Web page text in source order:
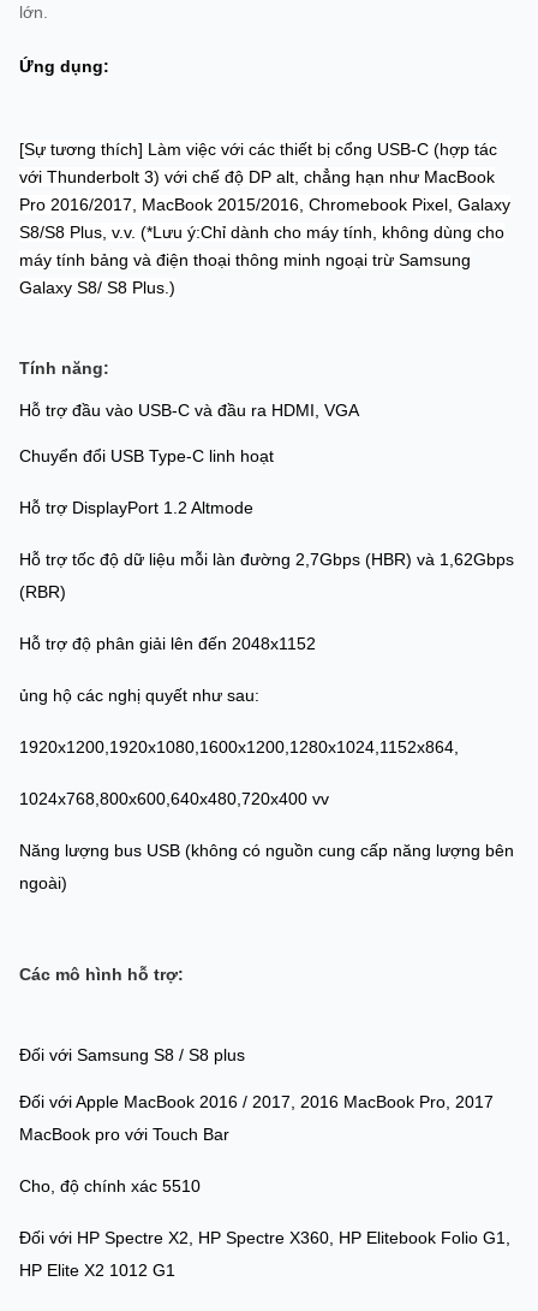
lớn.
Ứng dụng:
[Sự tương thích] Làm việc với các thiết bị cổng USB-C (hợp tác
với Thunderbolt 3) với chế độ DP alt, chẳng hạn như MacBook
Pro 2016/2017, MacBook 2015/2016, Chromebook Pixel, Galaxy
S8/S8 Plus, v.v. (*Lưu ý:Chỉ dành cho máy tính, không dùng cho
máy tính bảng và điện thoại thông minh ngoại trừ Samsung
Galaxy S8/ S8 Plus.)
Tính năng:
Hỗ trợ đầu vào USB-C và đầu ra HDMI, VGA
Chuyển đổi USB Type-C linh hoạt
Hỗ trợ DisplayPort 1.2 Altmode
Hỗ trợ tốc độ dữ liệu mỗi làn đường 2,7Gbps (HBR) và 1,62Gbps
(RBR)
Hỗ trợ độ phân giải lên đến 2048x1152
ủng hộ các nghị quyết như sau:
1920x1200,1920x1080,1600x1200,1280x1024,1152x864,
1024x768,800x600,640x480,720x400 vv
Năng lượng bus USB (không có nguồn cung cấp năng lượng bên
ngoài)
Các mô hình hỗ trợ:
Đối với Samsung S8 / S8 plus
Đối với Apple MacBook 2016 / 2017, 2016 MacBook Pro, 2017
MacBook pro với Touch Bar
Cho, độ chính xác 5510
Đối với HP Spectre X2, HP Spectre X360, HP Elitebook Folio G1,
HP Elite X2 1012 G1